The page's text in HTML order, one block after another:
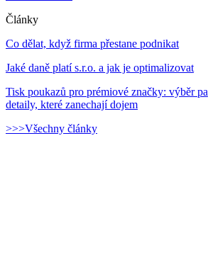
Články
Co dělat, když firma přestane podnikat
Jaké daně platí s.r.o. a jak je optimalizovat
Tisk poukazů pro prémiové značky: výběr
detaily, které zanechají dojem
>>>Všechny články